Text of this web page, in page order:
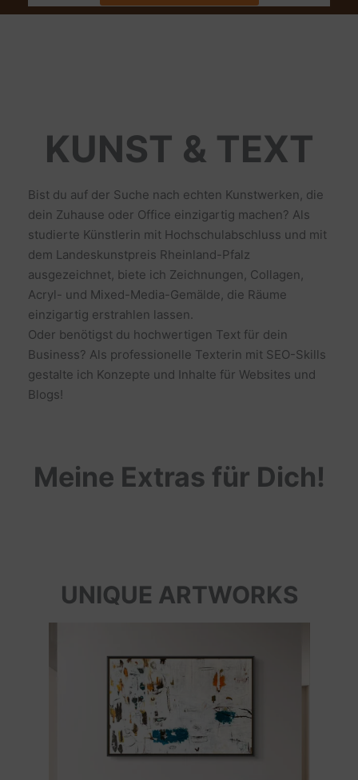
KUNST & TEXT
Bist du auf der Suche nach echten Kunstwerken, die
dein Zuhause oder Office einzigartig machen? Als
studierte Künstlerin mit Hochschulabschluss und mit
dem Landeskunstpreis Rheinland-Pfalz
ausgezeichnet, biete ich Zeichnungen, Collagen,
Acryl- und Mixed-Media-Gemälde, die Räume
einzigartig erstrahlen lassen.
Oder benötigst du hochwertigen Text für dein
Business? Als professionelle Texterin mit SEO-Skills
gestalte ich Konzepte und Inhalte für Websites und
Blogs!
Meine Extras für Dich!
UNIQUE ARTWORKS